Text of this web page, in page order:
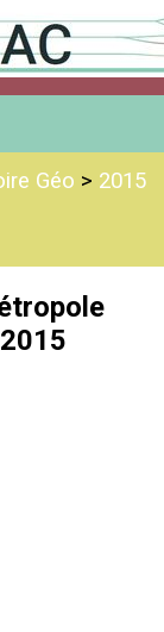
Géo > 2015